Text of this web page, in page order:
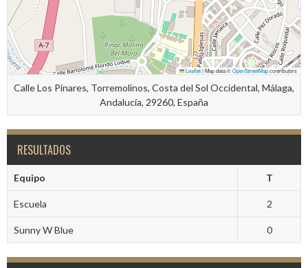
Leaflet|Map data ©OpenStreetMapcontributors
Calle Los Pinares, Torremolinos, Costa del Sol Occidental, Málaga,
Andalucía, 29260, España
RESULTADOS
Equipo T
Escuela 2
Sunny W Blue 0